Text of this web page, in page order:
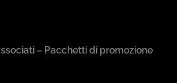
– Pacchetti di promozione